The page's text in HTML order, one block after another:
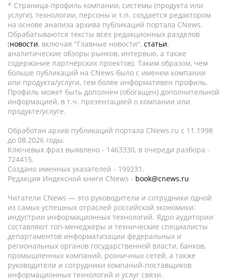
* Страница-профиль компании, системы (продукта или
услуги), технологии, персоны и т.п. создается редактором
на основе анализа архива публикаций портала CNews.
Обрабатываются тексты всех редакционных разделов
(новости, включая "Главные новости", статьи,
аналитические обзоры рынков, интервью, а также
содержание партнёрских проектов). Таким образом, чем
больше публикаций на CNews было с именем компании
или продукта/услуги, тем более информативен профиль.
Профиль может быть дополнен (обогащен) дополнительной
информацией, в т.ч. презентацией о компании или
продукте/услуге.
Обработан архив публикаций портала CNews.ru c 11.1998
до 08.2026 годы.
Ключевых фраз выявлено - 1463330, в очереди разбора -
724415.
Создано именных указателей - 199231.
Редакция Индексной книги CNews - book@cnews.ru
Читатели CNews — это руководители и сотрудники одной
из самых успешных отраслей российской экономики:
индустрии информационных технологий. Ядро аудитории
составляют топ-менеджеры и технические специалисты
департаментов информатизации федеральных и
региональных органов государственной власти, банков,
промышленных компаний, розничных сетей, а также
руководители и сотрудники компаний-поставщиков
информационных технологий и услуг связи.